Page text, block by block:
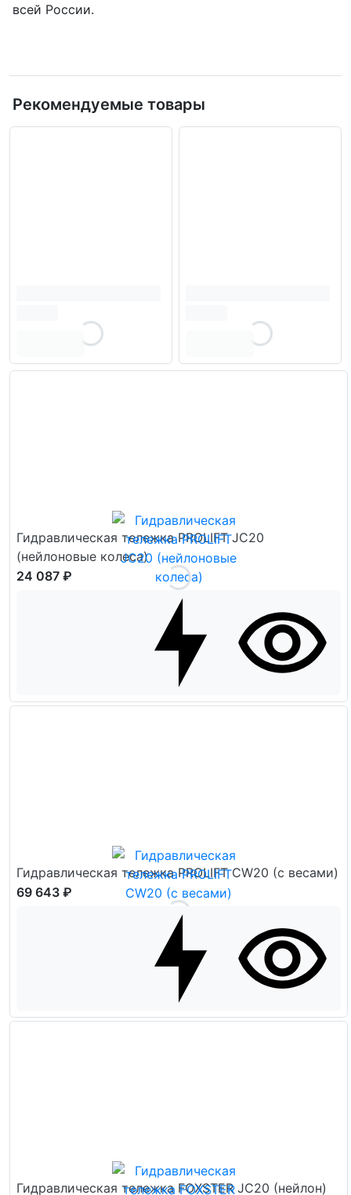
всей России.
Рекомендуемые товары
Гидравлическая тележка PROLIFT JC20
(нейлоновые колеса)
24 087 ₽
Гидравлическая тележка PROLIFT CW20 (с весами)
69 643 ₽
Гидравлическая тележка FOXSTER JC20 (нейлон)